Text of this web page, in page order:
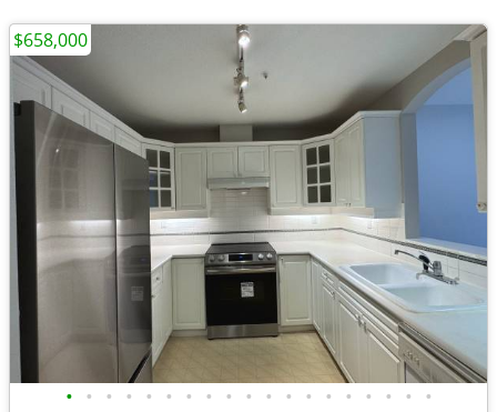
• • • • • • • • • • • • • • • • • • •
$658,000